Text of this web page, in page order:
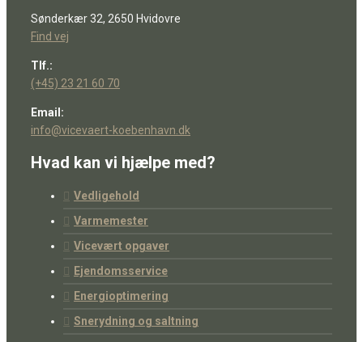
Sønderkær 32, 2650 Hvidovre
Find vej
Tlf.:
(+45) 23 21 60 70
Email:
info@vicevaert-koebenhavn.dk
Hvad kan vi hjælpe med?
Vedligehold
Varmemester
Vicevært opgaver
Ejendomsservice
Energioptimering
Snerydning og saltning